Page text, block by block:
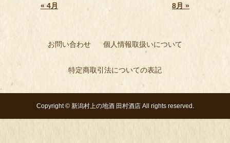
« 4月 8月 »
お問い合わせ 個人情報取扱いについて
特定商取引法についての表記
Copyright © 新潟村上の地酒 田村酒店All rights reserved.